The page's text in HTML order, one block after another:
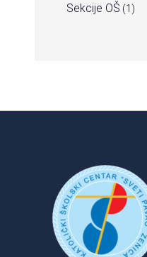
Sekcije OŠ (1)